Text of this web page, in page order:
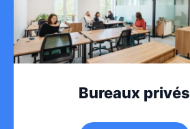
Bureaux privés